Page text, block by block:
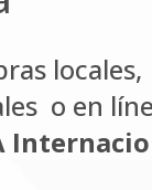
locales,
o en